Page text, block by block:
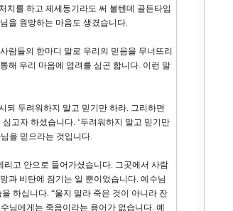
치를 하고 제세동기라도 써 볼텐데 골든타임
을 원망하는 마음도 생겼습니다.
람들의 한마디 말로 우리의 믿음을 무너뜨리
해 우리 마음에 염려를 심곤 합니다. 이런 말
되 두려워하지 말고 믿기만 하라. 그리하면
고자 하셨습니다. ‘두려워하지 말고 믿기만
을 믿으라는 것입니다.
고 안으로 들어가셨습니다. 그곳에서 사람
과 비탄에 잠기는 일 뿐이었습니다. 예수님
하십니다. “울지 말라 죽은 것이 아니라 잔
님에게는 죽음이라는 용어가 없습니다. 예